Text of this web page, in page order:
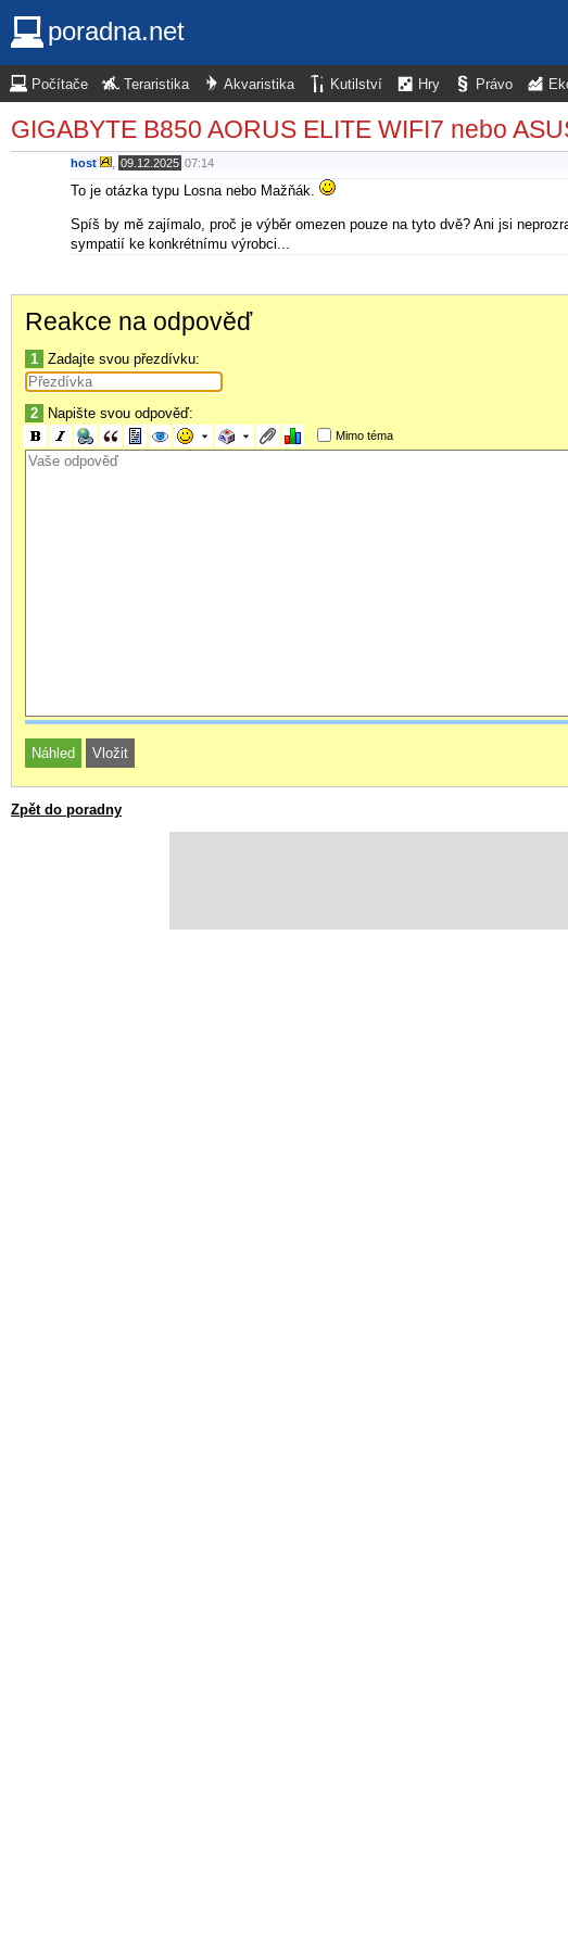
poradna.net
Počítače Teraristika Akvaristika Kutilství Hry Právo
GIGABYTE B850 AORUS ELITE WIFI7 nebo
host 09.12.2025 07:14
To je otázka typu Losna nebo Mažňák.
Spíš by mě zajímalo, proč je výběr omezen pouze na tyto dvě? Ani jsi
sympatií ke konkrétnímu výrobci...
Reakce na odpověď
1 Zadajte svou přezdívku:
2 Napište svou odpověď:
Mimo téma
Zpět do poradny